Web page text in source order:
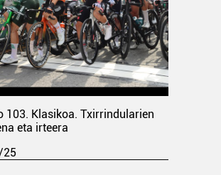
103. Klasikoa. Txirrindularien
eta irteera
25